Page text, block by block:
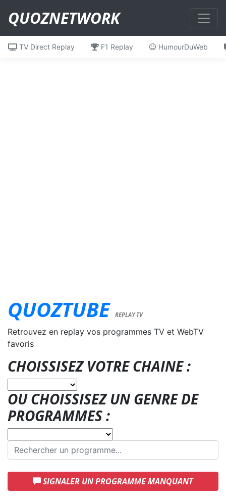
QUOZNETWORK
TV Direct Replay F1 Replay HumourDuWeb
QUOZTUBE REPLAY TV
Retrouvez en replay vos programmes TV et WebTV
favoris
CHOISSISEZ VOTRE CHAINE :
OU CHOISSISEZ UN GENRE DE
PROGRAMMES :
SIGNALER UN PROGRAMME MANQUANT